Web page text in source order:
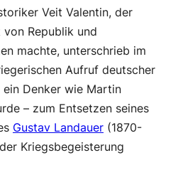
Veit Valentin, der
Republik und
machte, unterschrieb im
Aufruf deutscher
ein Denker wie Martin
– zum Entsetzen seines
Gustav Landauer (1870-
Kriegsbegeisterung